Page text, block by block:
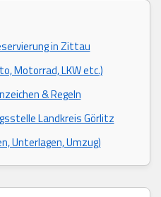
in Zittau
Motorrad, LKW etc.)
& Regeln
Landkreis Görlitz
Unterlagen, Umzug)